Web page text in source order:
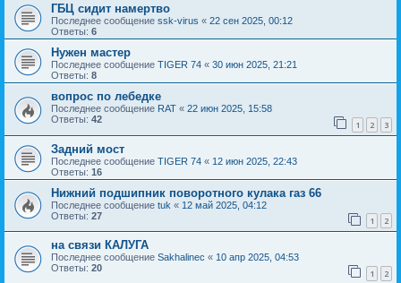
ГБЦ сидит намертво
Последнее сообщение ssk-virus « 22 сен 2025, 00:12
Ответы: 6
Нужен мастер
Последнее сообщение TIGER 74 « 30 июн 2025, 21:21
Ответы: 8
вопрос по лебедке
Последнее сообщение RAT « 22 июн 2025, 15:58
Ответы: 42 1 2 3
Задний мост
Последнее сообщение TIGER 74 « 12 июн 2025, 22:43
Ответы: 16
Нижний подшипник поворотного кулака газ 66
Последнее сообщение tuk « 12 май 2025, 04:12
Ответы: 27 1 2
на связи КАЛУГА
Последнее сообщение Sakhalinec « 10 апр 2025, 04:53
Ответы: 20 1 2